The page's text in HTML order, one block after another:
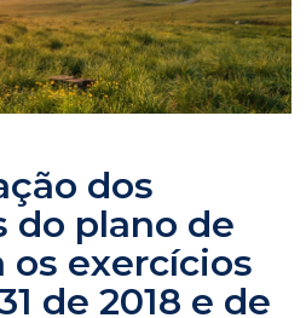
dos
do plano de
os exercícios
de 2018 e de